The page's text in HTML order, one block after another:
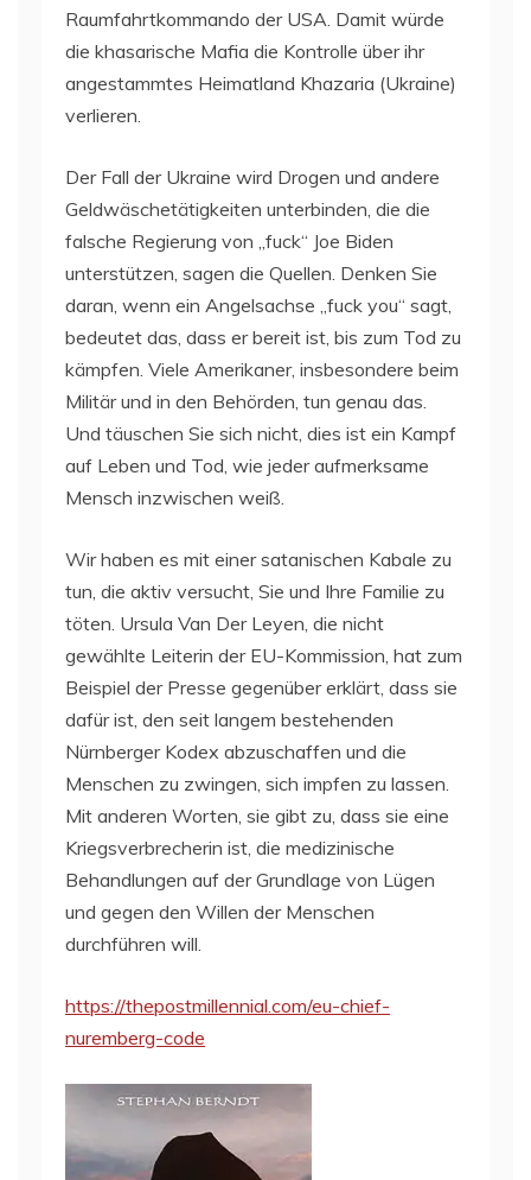
Raumfahrtkommando der USA. Damit würde
die khasarische Mafia die Kontrolle über ihr
angestammtes Heimatland Khazaria (Ukraine)
verlieren.
Der Fall der Ukraine wird Drogen und andere
Geldwäschetätigkeiten unterbinden, die die
falsche Regierung von „fuck“ Joe Biden
unterstützen, sagen die Quellen. Denken Sie
daran, wenn ein Angelsachse „fuck you“ sagt,
bedeutet das, dass er bereit ist, bis zum Tod zu
kämpfen. Viele Amerikaner, insbesondere beim
Militär und in den Behörden, tun genau das.
Und täuschen Sie sich nicht, dies ist ein Kampf
auf Leben und Tod, wie jeder aufmerksame
Mensch inzwischen weiß.
Wir haben es mit einer satanischen Kabale zu
tun, die aktiv versucht, Sie und Ihre Familie zu
töten. Ursula Van Der Leyen, die nicht
gewählte Leiterin der EU-Kommission, hat zum
Beispiel der Presse gegenüber erklärt, dass sie
dafür ist, den seit langem bestehenden
Nürnberger Kodex abzuschaffen und die
Menschen zu zwingen, sich impfen zu lassen.
Mit anderen Worten, sie gibt zu, dass sie eine
Kriegsverbrecherin ist, die medizinische
Behandlungen auf der Grundlage von Lügen
und gegen den Willen der Menschen
durchführen will.
https://thepostmillennial.com/eu-chief-
nuremberg-code